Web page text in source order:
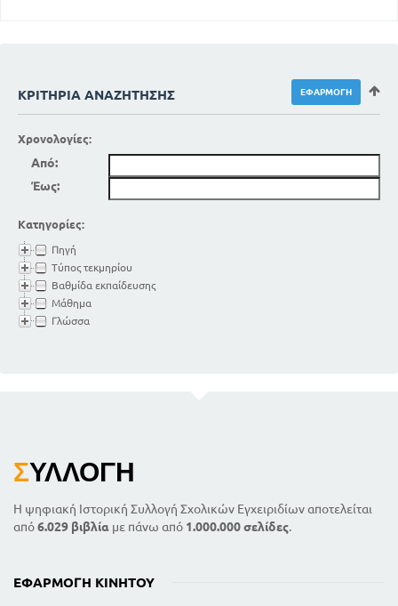
ΚΡΙΤΉΡΙΑ ΑΝΑΖΉΤΗΣΗΣ
Χρονολογίες:
Από:
Έως:
Κατηγορίες:
Πηγή
Τύπος τεκμηρίου
Βαθμίδα εκπαίδευσης
Μάθημα
Γλώσσα
ΣΥΛΛΟΓΉ
Η ψηφιακή Ιστορική Συλλογή Σχολικών Εγχειριδίων αποτελείται
από6.029 βιβλία με πάνω από 1.000.000 σελίδες.
ΕΦΑΡΜΟΓΉ ΚΙΝΗΤΟΎ